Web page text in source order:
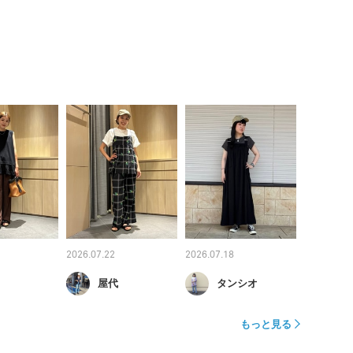
2026.07.22
屋代
2026.07.18
タンシオ
もっと見る